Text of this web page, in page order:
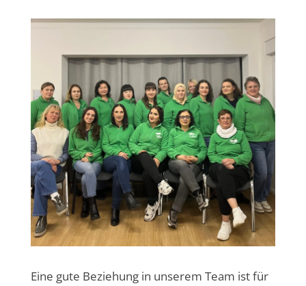
Eine gute Beziehung in unserem Team ist für